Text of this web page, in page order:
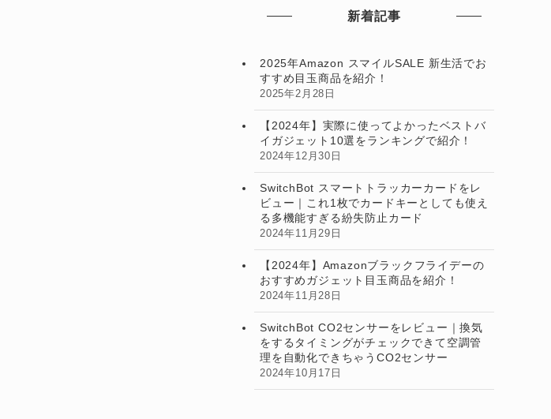
新着記事
2025年Amazon スマイルSALE 新生活でお
すすめ目玉商品を紹介！
2025年2月28日
【2024年】実際に使ってよかったベストバ
イガジェット10選をランキングで紹介！
2024年12月30日
SwitchBot スマートトラッカーカードをレ
ビュー｜これ1枚でカードキーとしても使え
る多機能すぎる紛失防止カード
2024年11月29日
【2024年】Amazonブラックフライデーの
おすすめガジェット目玉商品を紹介！
2024年11月28日
SwitchBot CO2センサーをレビュー｜換気
をするタイミングがチェックできて空調管
理を自動化できちゃうCO2センサー
2024年10月17日